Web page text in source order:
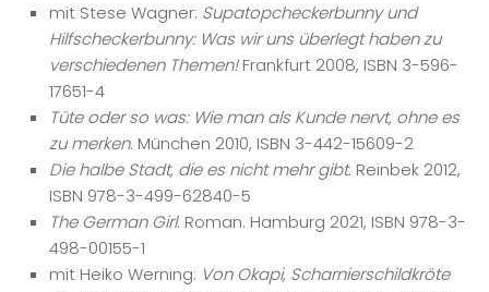
mit Stese Wagner: Supatopcheckerbunny und
Hilfscheckerbunny: Was wir uns überlegt haben zu
verschiedenen Themen!Frankfurt 2008, ISBN 3-596-
17651-4
Tüte oder so was: Wie man als Kunde nervt, ohne es
zu merken. München 2010, ISBN 3-442-15609-2
Die halbe Stadt, die es nicht mehr gibt. Reinbek 2012,
ISBN 978-3-499-62840-5
The German Girl. Roman. Hamburg 2021, ISBN 978-3-
498-00155-1
mit Heiko Werning: Von Okapi, Scharnierschildkröte